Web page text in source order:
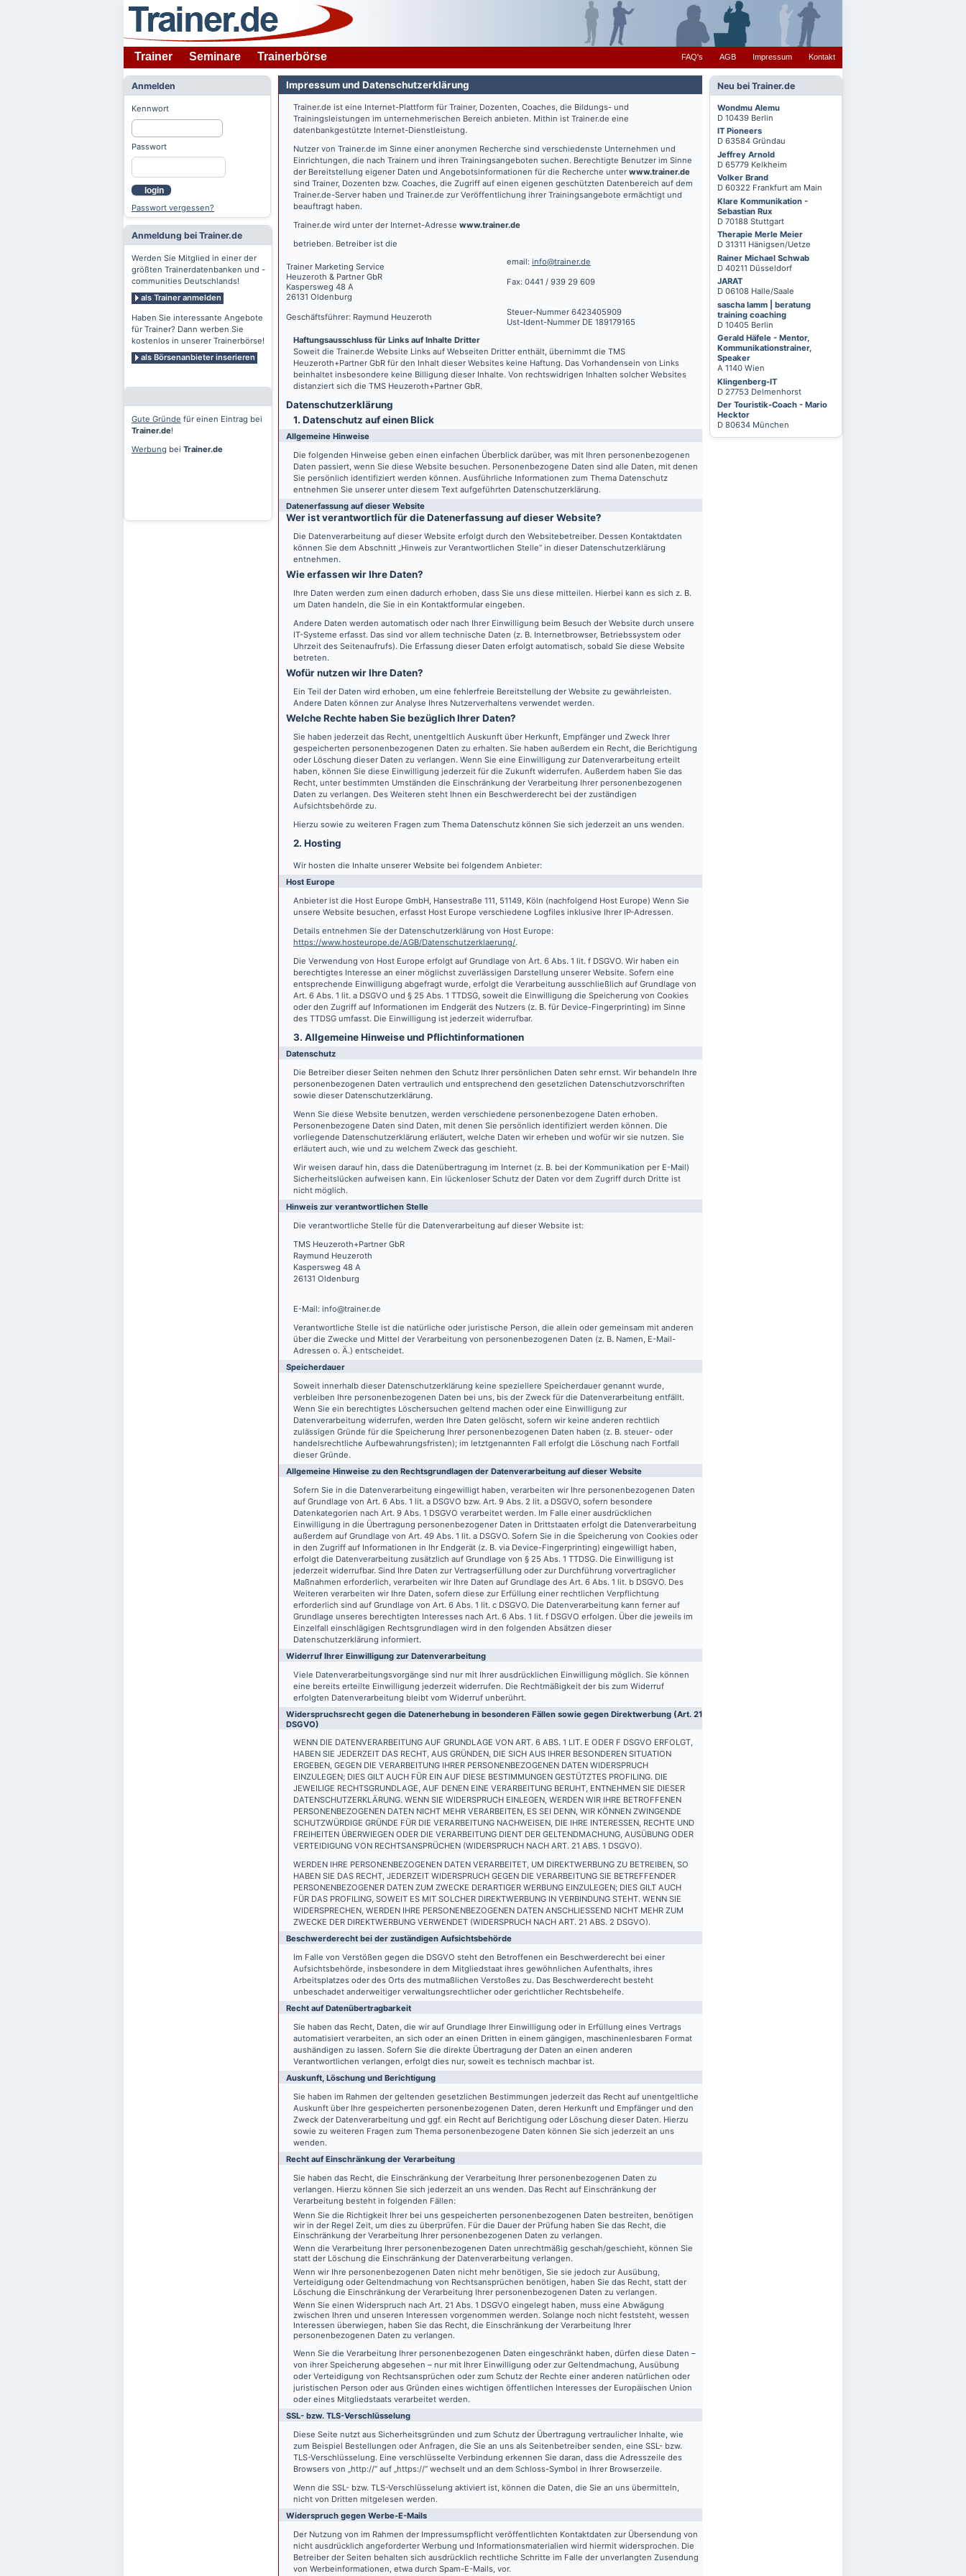
Trainer Seminare Trainerbörse FAQ's AGB Impressum Kontakt
Anmelden
Kennwort
Passwort
login
Passwort vergessen?
Anmeldung bei Trainer.de
Werden Sie Mitglied in einer der
größten Trainerdatenbanken und -
communities Deutschlands!
als Trainer anmelden
Haben Sie interessante Angebote
für Trainer? Dann werben Sie
kostenlos in unserer Trainerbörse!
als Börsenanbieter inserieren
Gute Gründe für einen Eintrag bei
Trainer.de!
Werbung bei Trainer.de
Neu bei Trainer.de
Wondmu Alemu
D 10439 Berlin
IT Pioneers
D 63584 Gründau
Jeffrey Arnold
D 65779 Kelkheim
Volker Brand
D 60322 Frankfurt am Main
Klare Kommunikation -
Sebastian Rux
D 70188 Stuttgart
Therapie Merle Meier
D 31311 Hänigsen/Uetze
Rainer Michael Schwab
D 40211 Düsseldorf
JARAT
D 06108 Halle/Saale
sascha lamm | beratung
training coaching
D 10405 Berlin
Gerald Häfele - Mentor,
Kommunikationstrainer,
Speaker
A 1140 Wien
Klingenberg-IT
D 27753 Delmenhorst
Der Touristik-Coach - Mario
Hecktor
D 80634 München
Impressum und Datenschutzerklärung
Trainer.de ist eine Internet-Plattform für Trainer, Dozenten, Coaches, die Bildungs- und
Trainingsleistungen im unternehmerischen Bereich anbieten. Mithin ist Trainer.de eine
datenbankgestützte Internet-Dienstleistung.
Nutzer von Trainer.de im Sinne einer anonymen Recherche sind verschiedenste Unternehmen und
Einrichtungen, die nach Trainern und ihren Trainingsangeboten suchen. Berechtigte Benutzer im Sinne
der Bereitstellung eigener Daten und Angebotsinformationen für die Recherche unter www.trainer.de
sind Trainer, Dozenten bzw. Coaches, die Zugriff auf einen eigenen geschützten Datenbereich auf dem
Trainer.de-Server haben und Trainer.de zur Veröffentlichung ihrer Trainingsangebote ermächtigt und
beauftragt haben.
Trainer.de wird unter der Internet-Adresse www.trainer.de
betrieben. Betreiber ist die
Trainer Marketing Service
Heuzeroth & Partner GbR
Kaspersweg 48 A
26131 Oldenburg
Geschäftsführer: Raymund Heuzeroth
email: info@trainer.de
Fax: 0441 / 939 29 609
Steuer-Nummer 6423405909
Ust-Ident-Nummer DE 189179165
Haftungsausschluss für Links auf Inhalte Dritter
Soweit die Trainer.de Website Links auf Webseiten Dritter enthält, übernimmt die TMS
Heuzeroth+Partner GbR für den Inhalt dieser Websites keine Haftung. Das Vorhandensein von Links
beinhaltet insbesondere keine Billigung dieser Inhalte. Von rechtswidrigen Inhalten solcher Websites
distanziert sich die TMS Heuzeroth+Partner GbR.
Datenschutz­erklärung
1. Datenschutz auf einen Blick
Allgemeine Hinweise
Die folgenden Hinweise geben einen einfachen Überblick darüber, was mit Ihren personenbezogenen
Daten passiert, wenn Sie diese Website besuchen. Personenbezogene Daten sind alle Daten, mit denen
Sie persönlich identifiziert werden können. Ausführliche Informationen zum Thema Datenschutz
entnehmen Sie unserer unter diesem Text aufgeführten Datenschutzerklärung.
Datenerfassung auf dieser Website
Wer ist verantwortlich für die Datenerfassung auf dieser Website?
Die Datenverarbeitung auf dieser Website erfolgt durch den Websitebetreiber. Dessen Kontaktdaten
können Sie dem Abschnitt „Hinweis zur Verantwortlichen Stelle“ in dieser Datenschutzerklärung
entnehmen.
Wie erfassen wir Ihre Daten?
Ihre Daten werden zum einen dadurch erhoben, dass Sie uns diese mitteilen. Hierbei kann es sich z. B.
um Daten handeln, die Sie in ein Kontaktformular eingeben.
Andere Daten werden automatisch oder nach Ihrer Einwilligung beim Besuch der Website durch unsere
IT-Systeme erfasst. Das sind vor allem technische Daten (z. B. Internetbrowser, Betriebssystem oder
Uhrzeit des Seitenaufrufs). Die Erfassung dieser Daten erfolgt automatisch, sobald Sie diese Website
betreten.
Wofür nutzen wir Ihre Daten?
Ein Teil der Daten wird erhoben, um eine fehlerfreie Bereitstellung der Website zu gewährleisten.
Andere Daten können zur Analyse Ihres Nutzerverhaltens verwendet werden.
Welche Rechte haben Sie bezüglich Ihrer Daten?
Sie haben jederzeit das Recht, unentgeltlich Auskunft über Herkunft, Empfänger und Zweck Ihrer
gespeicherten personenbezogenen Daten zu erhalten. Sie haben außerdem ein Recht, die Berichtigung
oder Löschung dieser Daten zu verlangen. Wenn Sie eine Einwilligung zur Datenverarbeitung erteilt
haben, können Sie diese Einwilligung jederzeit für die Zukunft widerrufen. Außerdem haben Sie das
Recht, unter bestimmten Umständen die Einschränkung der Verarbeitung Ihrer personenbezogenen
Daten zu verlangen. Des Weiteren steht Ihnen ein Beschwerderecht bei der zuständigen
Aufsichtsbehörde zu.
Hierzu sowie zu weiteren Fragen zum Thema Datenschutz können Sie sich jederzeit an uns wenden.
2. Hosting
Wir hosten die Inhalte unserer Website bei folgendem Anbieter:
Host Europe
Anbieter ist die Host Europe GmbH, Hansestraße 111, 51149, Köln (nachfolgend Host Europe) Wenn Sie
unsere Website besuchen, erfasst Host Europe verschiedene Logfiles inklusive Ihrer IP-Adressen.
Details entnehmen Sie der Datenschutzerklärung von Host Europe:
https://www.hosteurope.de/AGB/Datenschutzerklaerung/.
Die Verwendung von Host Europe erfolgt auf Grundlage von Art. 6 Abs. 1 lit. f DSGVO. Wir haben ein
berechtigtes Interesse an einer möglichst zuverlässigen Darstellung unserer Website. Sofern eine
entsprechende Einwilligung abgefragt wurde, erfolgt die Verarbeitung ausschließlich auf Grundlage von
Art. 6 Abs. 1 lit. a DSGVO und § 25 Abs. 1 TTDSG, soweit die Einwilligung die Speicherung von Cookies
oder den Zugriff auf Informationen im Endgerät des Nutzers (z. B. für Device-Fingerprinting) im Sinne
des TTDSG umfasst. Die Einwilligung ist jederzeit widerrufbar.
3. Allgemeine Hinweise und Pflicht­informationen
Datenschutz
Die Betreiber dieser Seiten nehmen den Schutz Ihrer persönlichen Daten sehr ernst. Wir behandeln Ihre
personenbezogenen Daten vertraulich und entsprechend den gesetzlichen Datenschutzvorschriften
sowie dieser Datenschutzerklärung.
Wenn Sie diese Website benutzen, werden verschiedene personenbezogene Daten erhoben.
Personenbezogene Daten sind Daten, mit denen Sie persönlich identifiziert werden können. Die
vorliegende Datenschutzerklärung erläutert, welche Daten wir erheben und wofür wir sie nutzen. Sie
erläutert auch, wie und zu welchem Zweck das geschieht.
Wir weisen darauf hin, dass die Datenübertragung im Internet (z. B. bei der Kommunikation per E-Mail)
Sicherheitslücken aufweisen kann. Ein lückenloser Schutz der Daten vor dem Zugriff durch Dritte ist
nicht möglich.
Hinweis zur verantwortlichen Stelle
Die verantwortliche Stelle für die Datenverarbeitung auf dieser Website ist:
TMS Heuzeroth+Partner GbR
Raymund Heuzeroth
Kaspersweg 48 A
26131 Oldenburg
E-Mail: info@trainer.de
Verantwortliche Stelle ist die natürliche oder juristische Person, die allein oder gemeinsam mit anderen
über die Zwecke und Mittel der Verarbeitung von personenbezogenen Daten (z. B. Namen, E-Mail-
Adressen o. Ä.) entscheidet.
Speicherdauer
Soweit innerhalb dieser Datenschutzerklärung keine speziellere Speicherdauer genannt wurde,
verbleiben Ihre personenbezogenen Daten bei uns, bis der Zweck für die Datenverarbeitung entfällt.
Wenn Sie ein berechtigtes Löschersuchen geltend machen oder eine Einwilligung zur
Datenverarbeitung widerrufen, werden Ihre Daten gelöscht, sofern wir keine anderen rechtlich
zulässigen Gründe für die Speicherung Ihrer personenbezogenen Daten haben (z. B. steuer- oder
handelsrechtliche Aufbewahrungsfristen); im letztgenannten Fall erfolgt die Löschung nach Fortfall
dieser Gründe.
Allgemeine Hinweise zu den Rechtsgrundlagen der Datenverarbeitung auf dieser Website
Sofern Sie in die Datenverarbeitung eingewilligt haben, verarbeiten wir Ihre personenbezogenen Daten
auf Grundlage von Art. 6 Abs. 1 lit. a DSGVO bzw. Art. 9 Abs. 2 lit. a DSGVO, sofern besondere
Datenkategorien nach Art. 9 Abs. 1 DSGVO verarbeitet werden. Im Falle einer ausdrücklichen
Einwilligung in die Übertragung personenbezogener Daten in Drittstaaten erfolgt die Datenverarbeitung
außerdem auf Grundlage von Art. 49 Abs. 1 lit. a DSGVO. Sofern Sie in die Speicherung von Cookies oder
in den Zugriff auf Informationen in Ihr Endgerät (z. B. via Device-Fingerprinting) eingewilligt haben,
erfolgt die Datenverarbeitung zusätzlich auf Grundlage von § 25 Abs. 1 TTDSG. Die Einwilligung ist
jederzeit widerrufbar. Sind Ihre Daten zur Vertragserfüllung oder zur Durchführung vorvertraglicher
Maßnahmen erforderlich, verarbeiten wir Ihre Daten auf Grundlage des Art. 6 Abs. 1 lit. b DSGVO. Des
Weiteren verarbeiten wir Ihre Daten, sofern diese zur Erfüllung einer rechtlichen Verpflichtung
erforderlich sind auf Grundlage von Art. 6 Abs. 1 lit. c DSGVO. Die Datenverarbeitung kann ferner auf
Grundlage unseres berechtigten Interesses nach Art. 6 Abs. 1 lit. f DSGVO erfolgen. Über die jeweils im
Einzelfall einschlägigen Rechtsgrundlagen wird in den folgenden Absätzen dieser
Datenschutzerklärung informiert.
Widerruf Ihrer Einwilligung zur Datenverarbeitung
Viele Datenverarbeitungsvorgänge sind nur mit Ihrer ausdrücklichen Einwilligung möglich. Sie können
eine bereits erteilte Einwilligung jederzeit widerrufen. Die Rechtmäßigkeit der bis zum Widerruf
erfolgten Datenverarbeitung bleibt vom Widerruf unberührt.
Widerspruchsrecht gegen die Datenerhebung in besonderen Fällen sowie gegen Direktwerbung (Art. 21
DSGVO)
WENN DIE DATENVERARBEITUNG AUF GRUNDLAGE VON ART. 6 ABS. 1 LIT. E ODER F DSGVO ERFOLGT,
HABEN SIE JEDERZEIT DAS RECHT, AUS GRÜNDEN, DIE SICH AUS IHRER BESONDEREN SITUATION
ERGEBEN, GEGEN DIE VERARBEITUNG IHRER PERSONENBEZOGENEN DATEN WIDERSPRUCH
EINZULEGEN; DIES GILT AUCH FÜR EIN AUF DIESE BESTIMMUNGEN GESTÜTZTES PROFILING. DIE
JEWEILIGE RECHTSGRUNDLAGE, AUF DENEN EINE VERARBEITUNG BERUHT, ENTNEHMEN SIE DIESER
DATENSCHUTZERKLÄRUNG. WENN SIE WIDERSPRUCH EINLEGEN, WERDEN WIR IHRE BETROFFENEN
PERSONENBEZOGENEN DATEN NICHT MEHR VERARBEITEN, ES SEI DENN, WIR KÖNNEN ZWINGENDE
SCHUTZWÜRDIGE GRÜNDE FÜR DIE VERARBEITUNG NACHWEISEN, DIE IHRE INTERESSEN, RECHTE UND
FREIHEITEN ÜBERWIEGEN ODER DIE VERARBEITUNG DIENT DER GELTENDMACHUNG, AUSÜBUNG ODER
VERTEIDIGUNG VON RECHTSANSPRÜCHEN (WIDERSPRUCH NACH ART. 21 ABS. 1 DSGVO).
WERDEN IHRE PERSONENBEZOGENEN DATEN VERARBEITET, UM DIREKTWERBUNG ZU BETREIBEN, SO
HABEN SIE DAS RECHT, JEDERZEIT WIDERSPRUCH GEGEN DIE VERARBEITUNG SIE BETREFFENDER
PERSONENBEZOGENER DATEN ZUM ZWECKE DERARTIGER WERBUNG EINZULEGEN; DIES GILT AUCH
FÜR DAS PROFILING, SOWEIT ES MIT SOLCHER DIREKTWERBUNG IN VERBINDUNG STEHT. WENN SIE
WIDERSPRECHEN, WERDEN IHRE PERSONENBEZOGENEN DATEN ANSCHLIESSEND NICHT MEHR ZUM
ZWECKE DER DIREKTWERBUNG VERWENDET (WIDERSPRUCH NACH ART. 21 ABS. 2 DSGVO).
Beschwerde­recht bei der zuständigen Aufsichts­behörde
Im Falle von Verstößen gegen die DSGVO steht den Betroffenen ein Beschwerderecht bei einer
Aufsichtsbehörde, insbesondere in dem Mitgliedstaat ihres gewöhnlichen Aufenthalts, ihres
Arbeitsplatzes oder des Orts des mutmaßlichen Verstoßes zu. Das Beschwerderecht besteht
unbeschadet anderweitiger verwaltungsrechtlicher oder gerichtlicher Rechtsbehelfe.
Recht auf Daten­übertrag­barkeit
Sie haben das Recht, Daten, die wir auf Grundlage Ihrer Einwilligung oder in Erfüllung eines Vertrags
automatisiert verarbeiten, an sich oder an einen Dritten in einem gängigen, maschinenlesbaren Format
aushändigen zu lassen. Sofern Sie die direkte Übertragung der Daten an einen anderen
Verantwortlichen verlangen, erfolgt dies nur, soweit es technisch machbar ist.
Auskunft, Löschung und Berichtigung
Sie haben im Rahmen der geltenden gesetzlichen Bestimmungen jederzeit das Recht auf unentgeltliche
Auskunft über Ihre gespeicherten personenbezogenen Daten, deren Herkunft und Empfänger und den
Zweck der Datenverarbeitung und ggf. ein Recht auf Berichtigung oder Löschung dieser Daten. Hierzu
sowie zu weiteren Fragen zum Thema personenbezogene Daten können Sie sich jederzeit an uns
wenden.
Recht auf Einschränkung der Verarbeitung
Sie haben das Recht, die Einschränkung der Verarbeitung Ihrer personenbezogenen Daten zu
verlangen. Hierzu können Sie sich jederzeit an uns wenden. Das Recht auf Einschränkung der
Verarbeitung besteht in folgenden Fällen:
Wenn Sie die Richtigkeit Ihrer bei uns gespeicherten personenbezogenen Daten bestreiten, benötigen
wir in der Regel Zeit, um dies zu überprüfen. Für die Dauer der Prüfung haben Sie das Recht, die
Einschränkung der Verarbeitung Ihrer personenbezogenen Daten zu verlangen.
Wenn die Verarbeitung Ihrer personenbezogenen Daten unrechtmäßig geschah/geschieht, können Sie
statt der Löschung die Einschränkung der Datenverarbeitung verlangen.
Wenn wir Ihre personenbezogenen Daten nicht mehr benötigen, Sie sie jedoch zur Ausübung,
Verteidigung oder Geltendmachung von Rechtsansprüchen benötigen, haben Sie das Recht, statt der
Löschung die Einschränkung der Verarbeitung Ihrer personenbezogenen Daten zu verlangen.
Wenn Sie einen Widerspruch nach Art. 21 Abs. 1 DSGVO eingelegt haben, muss eine Abwägung
zwischen Ihren und unseren Interessen vorgenommen werden. Solange noch nicht feststeht, wessen
Interessen überwiegen, haben Sie das Recht, die Einschränkung der Verarbeitung Ihrer
personenbezogenen Daten zu verlangen.
Wenn Sie die Verarbeitung Ihrer personenbezogenen Daten eingeschränkt haben, dürfen diese Daten –
von ihrer Speicherung abgesehen – nur mit Ihrer Einwilligung oder zur Geltendmachung, Ausübung
oder Verteidigung von Rechtsansprüchen oder zum Schutz der Rechte einer anderen natürlichen oder
juristischen Person oder aus Gründen eines wichtigen öffentlichen Interesses der Europäischen Union
oder eines Mitgliedstaats verarbeitet werden.
SSL- bzw. TLS-Verschlüsselung
Diese Seite nutzt aus Sicherheitsgründen und zum Schutz der Übertragung vertraulicher Inhalte, wie
zum Beispiel Bestellungen oder Anfragen, die Sie an uns als Seitenbetreiber senden, eine SSL- bzw.
TLS-Verschlüsselung. Eine verschlüsselte Verbindung erkennen Sie daran, dass die Adresszeile des
Browsers von „http://“ auf „https://“ wechselt und an dem Schloss-Symbol in Ihrer Browserzeile.
Wenn die SSL- bzw. TLS-Verschlüsselung aktiviert ist, können die Daten, die Sie an uns übermitteln,
nicht von Dritten mitgelesen werden.
Widerspruch gegen Werbe-E-Mails
Der Nutzung von im Rahmen der Impressumspflicht veröffentlichten Kontaktdaten zur Übersendung von
nicht ausdrücklich angeforderter Werbung und Informationsmaterialien wird hiermit widersprochen. Die
Betreiber der Seiten behalten sich ausdrücklich rechtliche Schritte im Falle der unverlangten Zusendung
von Werbeinformationen, etwa durch Spam-E-Mails, vor.